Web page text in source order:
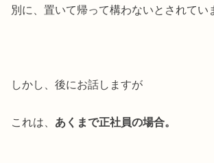
別に、置いて帰って構わないとされてい
しかし、後にお話しますが
これは、 あくまで正社員の場合。